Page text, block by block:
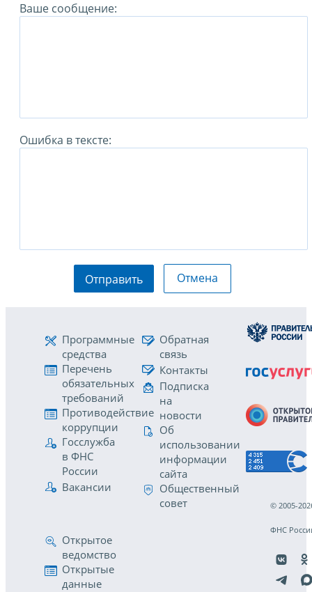
Ваше сообщение:
Ошибка в тексте:
Отправить Отмена
Программные
средства
Перечень
обязательных
требований
Противодействие
коррупции
Госслужба
в ФНС
России
Вакансии
Обратная
связь
Контакты
Подписка
на
новости
Об
использовании
информации
сайта
Общественный
совет
Открытое
ведомство
Открытые
данные
© 2005-
ФНС